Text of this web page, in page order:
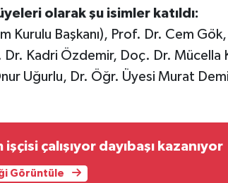
olarak şu isimler katıldı:
Kurulu Başkanı), Prof. Dr. Cem
Kadri Özdemir, Doç. Dr. Mücella
Uğurlu, Dr. Öğr. Üyesi Murat
işçisi çalışıyor dayıbaşı kazanıyor
Görüntüle